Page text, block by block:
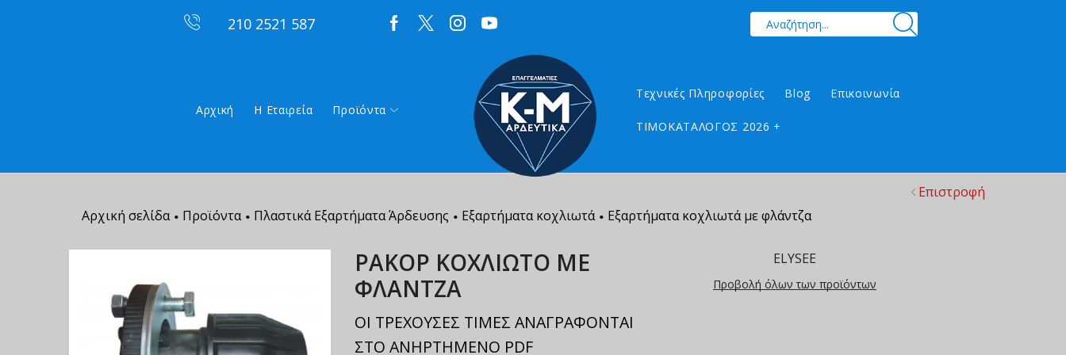
210 2521 587
Αρχική Η Εταιρεία Προϊόντα
Τεχνικές Πληροφορίες Blog Επικοινωνία
ΤΙΜΟΚΑΤΑΛΟΓΟΣ 2026 +
Αρχική σελίδα • Προϊόντα • Πλαστικά Εξαρτήματα Άρδευσης • Εξαρτήματα κοχλιωτά • Εξαρτήματα κοχλιωτά με φλάντζα
Επιστροφή
ΡΑΚΟΡ ΚΟΧΛΙΩΤΟ ΜΕ
ΦΛΑΝΤΖΑ
ΟΙ ΤΡΕΧΟΥΣΕΣ ΤΙΜΕΣ ΑΝΑΓΡΑΦΟΝΤΑΙ
ΣΤΟ ΑΝΗΡΤΗΜΕΝΟ PDF
ELYSEE
Προβολή όλων των προϊόντων